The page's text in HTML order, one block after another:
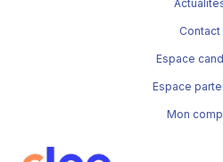
Contact
Espace
Espace
Mon